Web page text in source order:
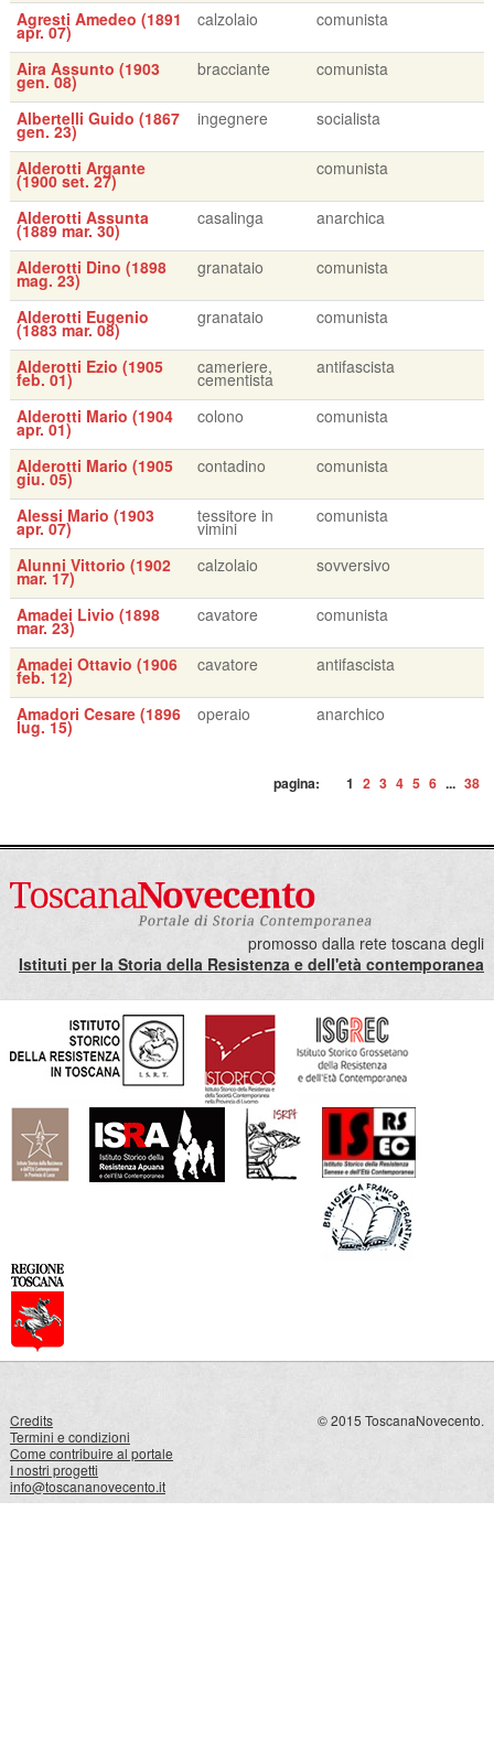
Agresti Amedeo (1891
apr. 07)
calzolaio comunista
Aira Assunto (1903
gen. 08)
bracciante comunista
Albertelli Guido (1867
gen. 23)
ingegnere socialista
Alderotti Argante
(1900 set. 27)
comunista
Alderotti Assunta
(1889 mar. 30)
casalinga anarchica
Alderotti Dino (1898
mag. 23)
granataio comunista
Alderotti Eugenio
(1883 mar. 08)
granataio comunista
Alderotti Ezio (1905
feb. 01)
cameriere,
cementista
antifascista
Alderotti Mario (1904
apr. 01)
colono comunista
Alderotti Mario (1905
giu. 05)
contadino comunista
Alessi Mario (1903
apr. 07)
tessitore in
vimini
comunista
Alunni Vittorio (1902
mar. 17)
calzolaio sovversivo
Amadei Livio (1898
mar. 23)
cavatore comunista
Amadei Ottavio (1906
feb. 12)
cavatore antifascista
Amadori Cesare (1896
lug. 15)
operaio anarchico
pagina: 1 2 3 4 5 6 ... 38
promosso dalla rete toscana degli
Istituti per la Storia della Resistenza e dell'età contemporanea
Credits
Termini e condizioni
Come contribuire al portale
I nostri progetti
info@toscananovecento.it
© 2015 ToscanaNovecento.